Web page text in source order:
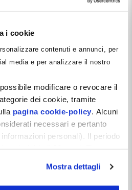
i cookie
contenuti e annunci, per
media e per analizzare il nostro
modificare o revocare il
dei cookie, tramite
pagina cookie-policy. Alcuni
necessari e pertanto
personali). Il periodo
contatti-dentista-
Mostra dettagli